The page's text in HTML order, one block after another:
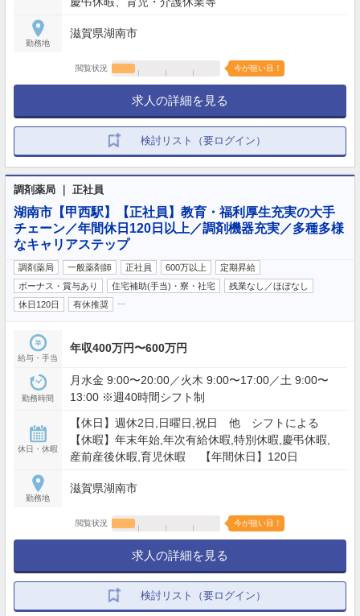
勤務地
滋賀県湖南市
閲覧状況 今が狙い目！
求人の詳細を見る
検討リスト（要ログイン）
調剤薬局 ｜ 正社員
湖南市【甲西駅】【正社員】教育・福利厚生充実の大手
チェーン／年間休日120日以上／調剤機器充実／多種多様
なキャリアステップ
調剤薬局 一般薬剤師 正社員 600万以上
定期昇給
ボーナス・賞与あり
住宅補助(手当)・寮・社宅
残業なし／ほぼなし
休日120日
有休推奨
給与・手当
年収400万円〜600万円
勤務時間
月水金 9:00〜20:00／火木 9:00〜17:00／土 9:00〜
13:00 ※週40時間シフト制
休日・休暇
【休日】週休2日,日曜日,祝日 他 シフトによる
【休暇】年末年始,年次有給休暇,特別休暇,慶弔休暇,
産前産後休暇,育児休暇 【年間休日】120日
勤務地
滋賀県湖南市
閲覧状況 今が狙い目！
求人の詳細を見る
検討リスト（要ログイン）